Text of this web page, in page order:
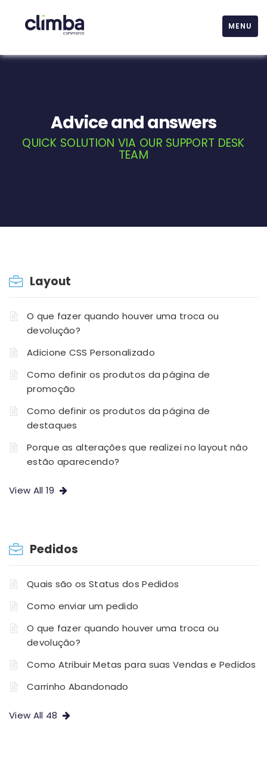
MENU
Advice and answers
QUICK SOLUTION VIA OUR SUPPORT DESK
TEAM
Layout
O que fazer quando houver uma troca ou
devolução?
Adicione CSS Personalizado
Como definir os produtos da página de
promoção
Como definir os produtos da página de
destaques
Porque as alterações que realizei no layout não
estão aparecendo?
View All 19
Pedidos
Quais são os Status dos Pedidos
Como enviar um pedido
O que fazer quando houver uma troca ou
devolução?
Como Atribuir Metas para suas Vendas e Pedidos
Carrinho Abandonado
View All 48